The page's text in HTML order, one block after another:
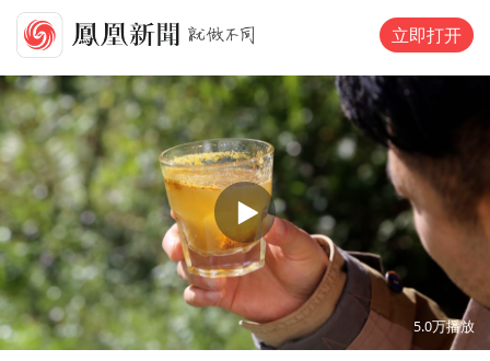
立即打开
00:00 05:42
5.0万播放